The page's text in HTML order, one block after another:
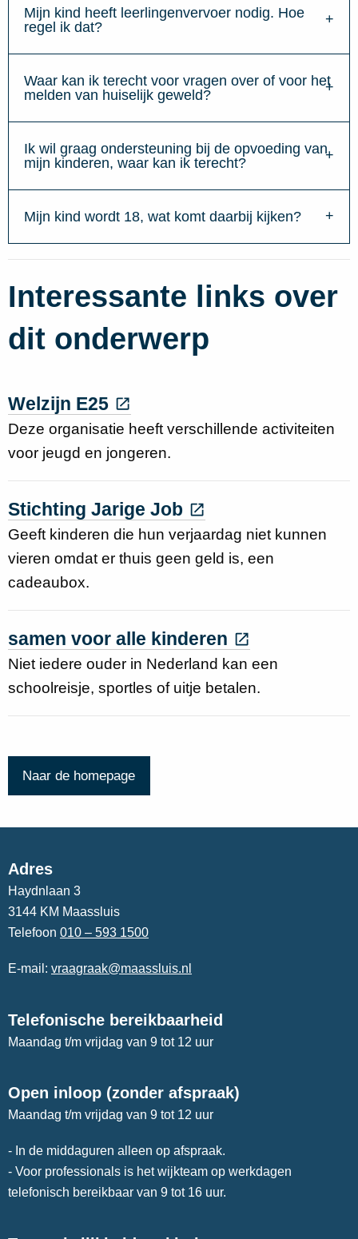
Mijn kind heeft leerlingenvervoer nodig. Hoe
regel ik dat?
Waar kan ik terecht voor vragen over of voor het
melden van huiselijk geweld?
Ik wil graag ondersteuning bij de opvoeding van
mijn kinderen, waar kan ik terecht?
Mijn kind wordt 18, wat komt daarbij kijken?
Interessante links over
dit onderwerp
Welzijn E25
Deze organisatie heeft verschillende activiteiten
voor jeugd en jongeren.
Stichting Jarige Job
Geeft kinderen die hun verjaardag niet kunnen
vieren omdat er thuis geen geld is, een
cadeaubox.
samen voor alle kinderen
Niet iedere ouder in Nederland kan een
schoolreisje, sportles of uitje betalen.
Naar de homepage
Adres
Haydnlaan 3
3144 KM Maassluis
Telefoon 010 – 593 1500
E-mail: vraagraak@maassluis.nl
Telefonische bereikbaarheid
Maandag t/m vrijdag van 9 tot 12 uur
Open inloop (zonder afspraak)
Maandag t/m vrijdag van 9 tot 12 uur
- In de middaguren alleen op afspraak.
- Voor professionals is het wijkteam op werkdagen
telefonisch bereikbaar van 9 tot 16 uur.